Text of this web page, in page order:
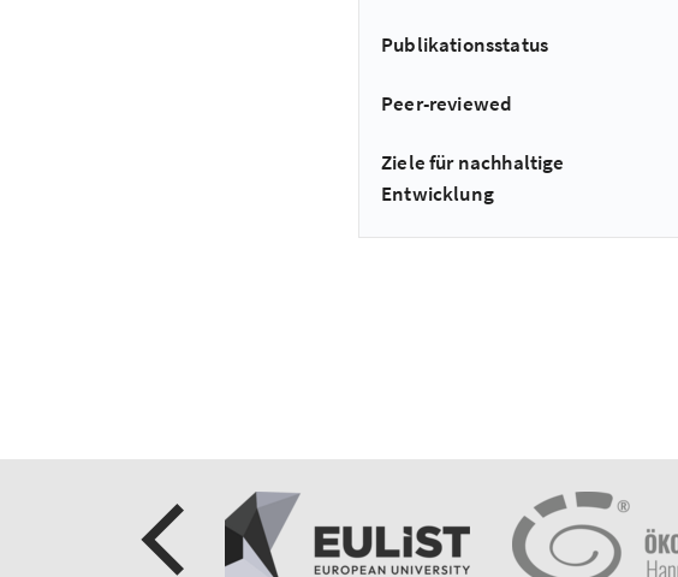
Publikationsstatus
Peer-reviewed
Ziele für nachhaltige
Entwicklung